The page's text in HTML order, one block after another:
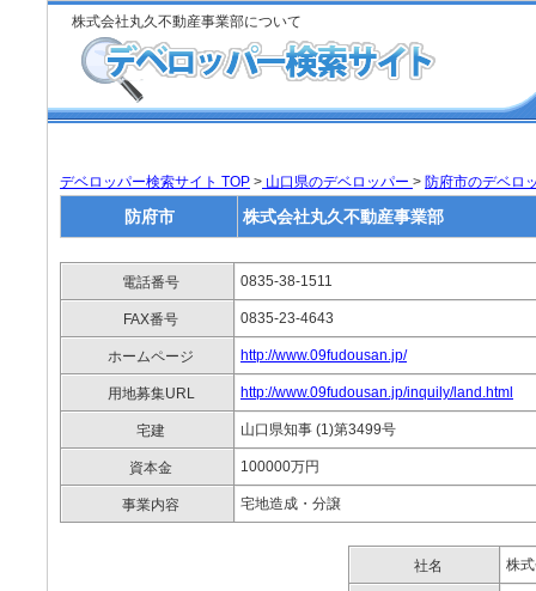
株式会社丸久不動産事業部について
デベロッパー検索サイト TOP > 山口県のデベロッパー > 防府市のデベロ
防府市 株式会社丸久不動産事業部
電話番号 0835-38-1511
FAX番号 0835-23-4643
ホームページ http://www.09fudousan.jp/
用地募集URL http://www.09fudousan.jp/inquily/land.html
宅建 山口県知事 (1)第3499号
資本金 100000万円
事業内容 宅地造成・分譲
社名 株